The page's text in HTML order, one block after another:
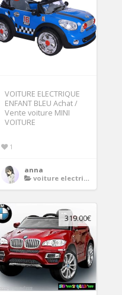
VOITURE ELECTRIQUE
ENFANT BLEU Achat /
Vente voiture MINI
VOITURE
1
anna
voiture electrique enfant
319.00€